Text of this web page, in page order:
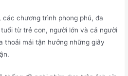
các chương trình phong phú, đa
từ trẻ con, người lớn và cả người
thoải mái tận hưởng những giây